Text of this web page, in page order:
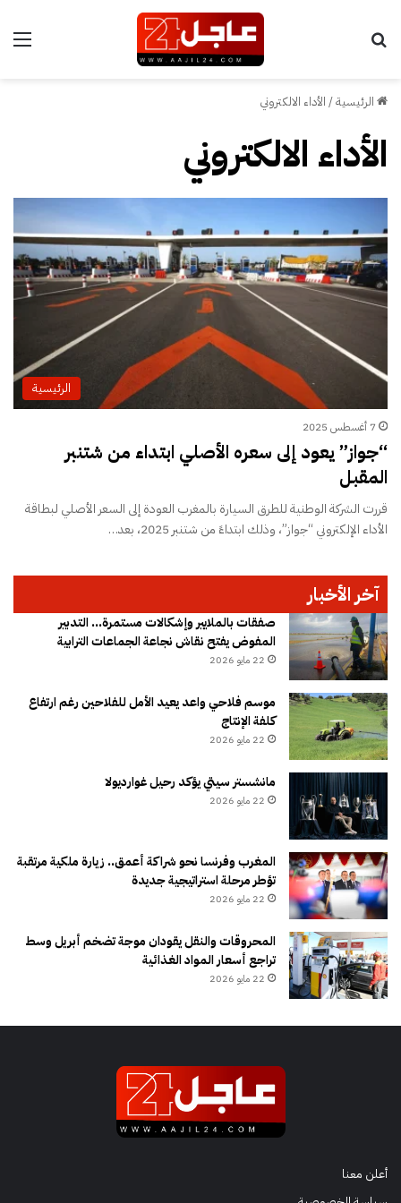
الرئيسية/ الأداء الالكتروني
الأداء الالكتروني
الرئيسية
7 أغسطس 2025
“جواز” يعود إلى سعره الأصلي ابتداء من شتنبر
المقبل
قررت الشركة الوطنية للطرق السيارة بالمغرب العودة إلى السعر الأصلي لبطاقة
الأداء الإلكتروني “جواز”، وذلك ابتداءً من شتنبر 2025، بعد…
آخر الأخبار
صفقات بالملايير وإشكالات مستمرة… التدبير
المفوض يفتح نقاش نجاعة الجماعات الترابية
22 مايو 2026
موسم فلاحي واعد يعيد الأمل للفلاحين رغم ارتفاع
كلفة الإنتاج
22 مايو 2026
مانشستر سيتي يؤكد رحيل غوارديولا
22 مايو 2026
المغرب وفرنسا نحو شراكة أعمق.. زيارة ملكية مرتقبة
تؤطر مرحلة استراتيجية جديدة
22 مايو 2026
المحروقات والنقل يقودان موجة تضخم أبريل وسط
تراجع أسعار المواد الغذائية
22 مايو 2026
أعلن معنا